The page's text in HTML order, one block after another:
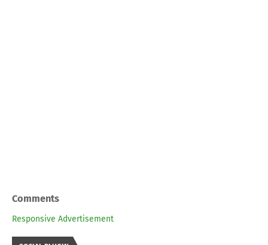
Comments
Responsive Advertisement